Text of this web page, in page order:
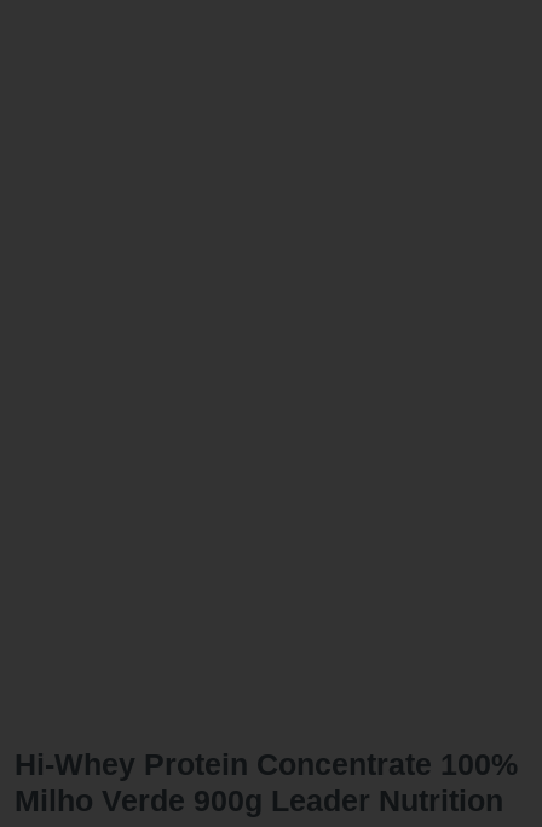
Hi-Whey Protein Concentrate 100%
Milho Verde 900g Leader Nutrition